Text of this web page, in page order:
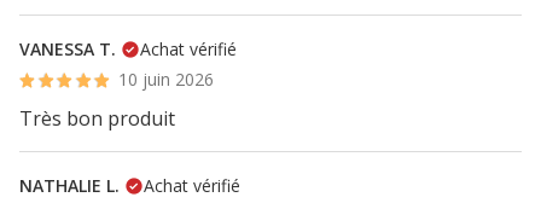
VANESSA T.
Achat vérifié
10 juin 2026
Très bon produit
NATHALIE L.
Achat vérifié